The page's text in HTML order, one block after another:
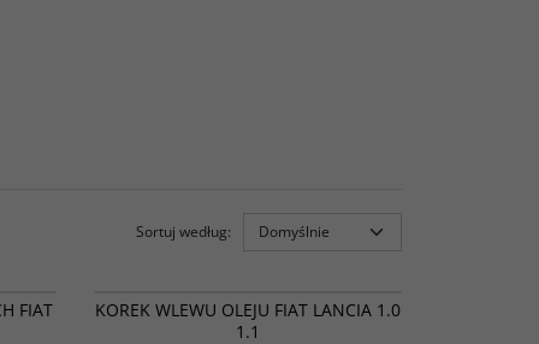
Sortuj według:
FIAT PROMOCJA
KOREK WLEWU OLEJU FIAT LANCIA 1.0
1.1